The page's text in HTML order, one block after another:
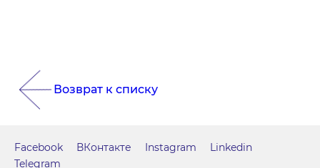
Возврат к списку
Facebook ВКонтакте Instagram
Linkedin
Telegram